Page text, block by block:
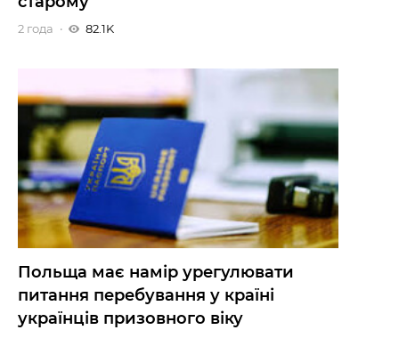
2 года 82.1K
Польща має намір урегулювати
питання перебування у країні
українців призовного віку